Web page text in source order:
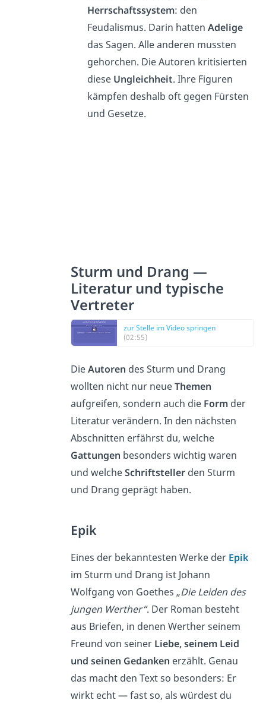
Herrschaftssystem: den
Feudalismus. Darin hattenAdelige
das Sagen. Alle anderen mussten
gehorchen. Die Autoren kritisierten
diese Ungleichheit. Ihre Figuren
kämpfen deshalb oft gegen Fürsten
und Gesetze.
Sturm und Drang —
Literatur und typische
Vertreter
zur Stelle im Video springen
(02:55)
DieAutoren des Sturm und Drang
wollten nicht nur neueThemen
aufgreifen, sondern auch die Form der
Literatur verändern. In den nächsten
Abschnitten erfährst du, welche
Gattungen besonders wichtig waren
und welcheSchriftsteller den Sturm
und Drang geprägt haben.
Epik
Eines der bekanntesten Werke der Epik
im Sturm und Drang ist Johann
Wolfgang von Goethes „Die Leiden des
jungen Werther“. Der Roman besteht
aus Briefen, in denen Werther seinem
Freund von seiner Liebe, seinem Leid
und seinen Gedanken erzählt. Genau
das macht den Text so besonders: Er
wirkt echt — fast so, als würdest du